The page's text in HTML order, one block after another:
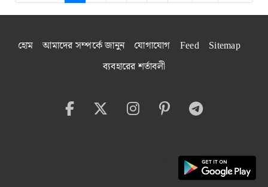
হোম আমাদের সম্পর্কে জানুন যোগাযোগ Feed
Sitemap
ব্যবহারের শর্তাবলী